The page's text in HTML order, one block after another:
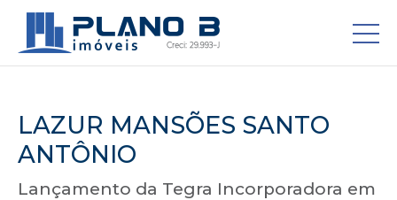
LAZUR MANSÕES SANTO
ANTÔNIO
Lançamento da Tegra Incorporadora em